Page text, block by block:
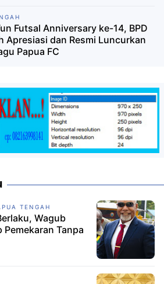
Futsal Anniversary ke-14, BPD
Apresiasi dan Resmi Luncurkan
Papua FC
TENGAH
Wagub
Pemekaran Tanpa